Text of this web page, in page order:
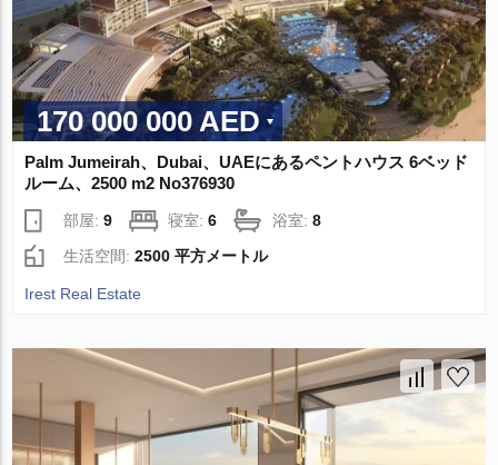
170 000 000 AED
Palm Jumeirah、Dubai、UAEにあるペントハウス 6ベッド
ルーム、2500 m2 No376930
部屋:9 寝室:6 浴室:8
生活空間:2500 平方メートル
Irest Real Estate